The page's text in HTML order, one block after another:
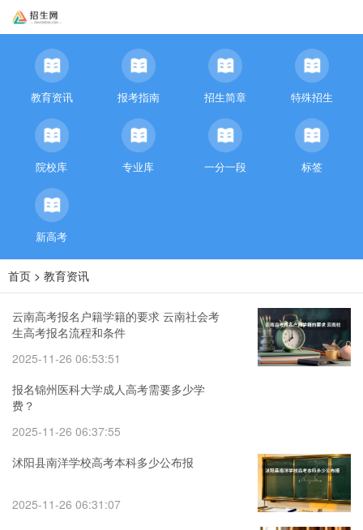
教育资讯 报考指南 招生简章 特殊招生
院校库 专业库 一分一段 标签
新高考
首页 > 教育资讯
云南高考报名户籍学籍的要求 云南社会考
生高考报名流程和条件
2025-11-26 06:53:51
报名锦州医科大学成人高考需要多少学
费？
2025-11-26 06:37:55
沭阳县南洋学校高考本科多少公布报
2025-11-26 06:31:07